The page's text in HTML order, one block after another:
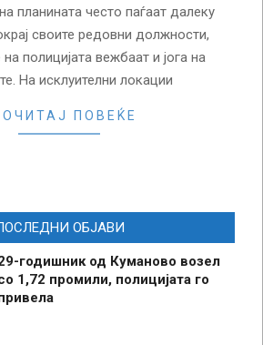
планината често паѓаат далеку
своите редовни должности,
полицијата вежбаат и јога на
На исклуителни локации
ПОВЕЌЕ
ОБЈАВИ
годишник од Куманово возел
1,72 промили, полицијата го